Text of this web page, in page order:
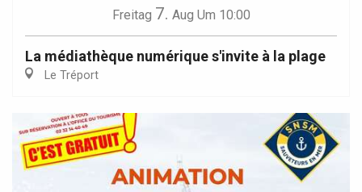
Freitag 7. Aug Um 10:00
La médiathèque numérique s'invite à la plage
Le Tréport